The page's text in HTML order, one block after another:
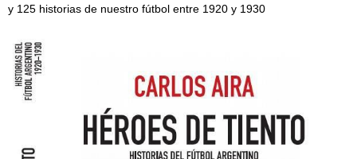
y 125 historias de nuestro fútbol entre 1920 y 1930